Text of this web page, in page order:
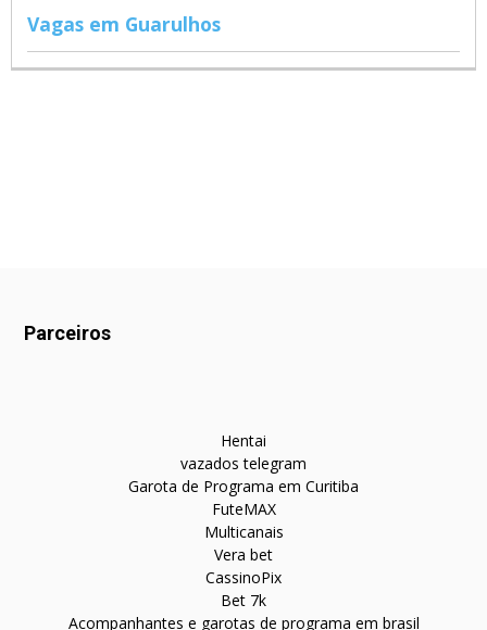
Vagas em Guarulhos
Parceiros
Hentai
vazados telegram
Garota de Programa em Curitiba
FuteMAX
Multicanais
Vera bet
CassinoPix
Bet 7k
Acompanhantes e garotas de programa em brasil